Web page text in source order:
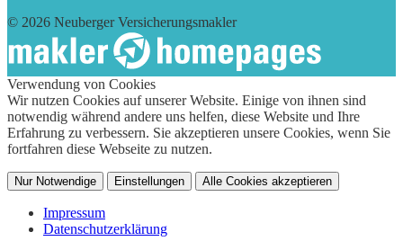
© 2026 Neuberger Versicherungsmakler
Verwendung von Cookies
Wir nutzen Cookies auf unserer Website. Einige von ihnen sind
notwendig während andere uns helfen, diese Website und Ihre
Erfahrung zu verbessern. Sie akzeptieren unsere Cookies, wenn Sie
fortfahren diese Webseite zu nutzen.
Nur Notwendige Einstellungen Alle Cookies akzeptieren
Impressum
Datenschutzerklärung